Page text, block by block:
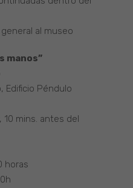
al museo
manos”
Edificio Péndulo
10 mins. antes del
horas